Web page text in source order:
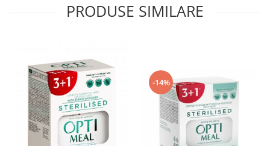
PRODUSE SIMILARE
-14%